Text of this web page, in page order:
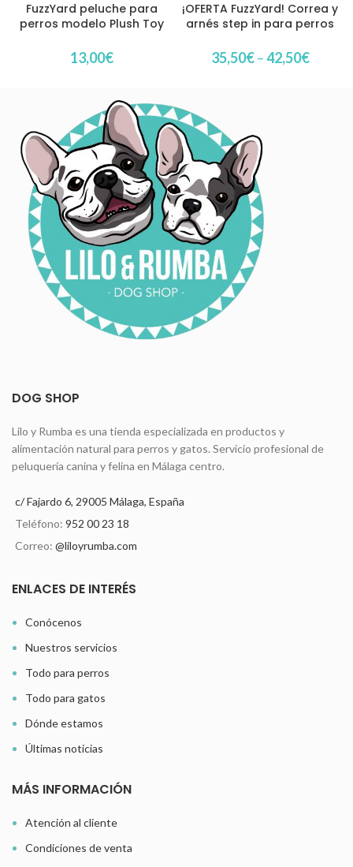
FuzzYard peluche para
perros modelo Plush Toy
13,00€
¡OFERTA FuzzYard! Correa y
arnés step in para perros
35,50€–42,50€
DOG SHOP
Lilo y Rumba es una tienda especializada en productos y
alimentación natural para perros y gatos. Servicio profesional de
peluquería canina y felina en Málaga centro.
c/ Fajardo 6, 29005 Málaga, España
Teléfono: 952 00 23 18
Correo: @liloyrumba.com
ENLACES DE INTERÉS
Conócenos
Nuestros servicios
Todo para perros
Todo para gatos
Dónde estamos
Últimas noticias
MÁS INFORMACIÓN
Atención al cliente
Condiciones de venta